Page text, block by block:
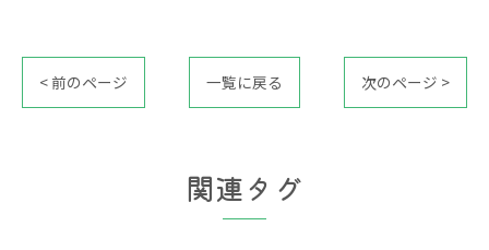
< 前のページ 一覧に戻る 次のページ >
関連タグ